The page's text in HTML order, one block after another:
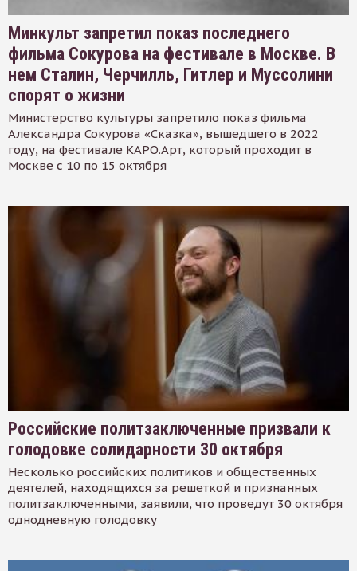
Минкульт запретил показ последнего
фильма Сокурова на фестивале в Москве. В
нем Сталин, Черчилль, Гитлер и Муссолини
спорят о жизни
Министерство культуры запретило показ фильма
Александра Сокурова «Сказка», вышедшего в 2022
году, на фестивале КАРО.Арт, который проходит в
Москве с 10 по 15 октября
Российские политзаключенные призвали к
голодовке солидарности 30 октября
Несколько российских политиков и общественных
деятелей, находящихся за решеткой и признанных
политзаключенными, заявили, что проведут 30 октября
однодневную голодовку